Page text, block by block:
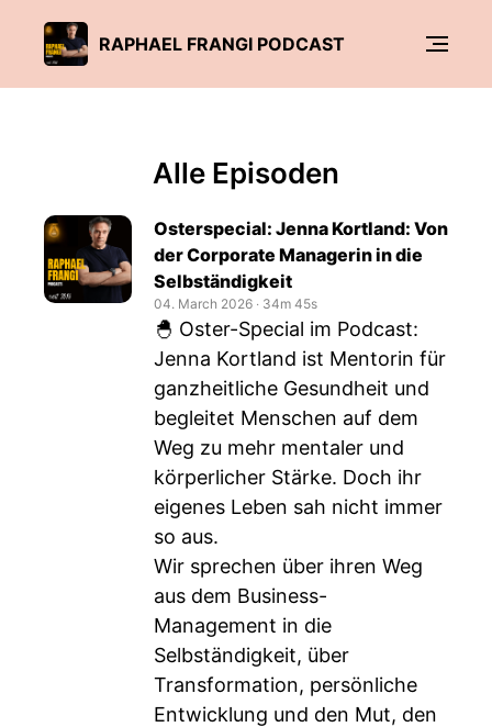
RAPHAEL FRANGI PODCAST
Alle Episoden
Osterspecial: Jenna Kortland: Von
der Corporate Managerin in die
Selbständigkeit
04. March 2026 ‧ 34m 45s
🐣 Oster-Special im Podcast:
Jenna Kortland ist Mentorin für
ganzheitliche Gesundheit und
begleitet Menschen auf dem
Weg zu mehr mentaler und
körperlicher Stärke. Doch ihr
eigenes Leben sah nicht immer
so aus.
Wir sprechen über ihren Weg
aus dem Business-
Management in die
Selbständigkeit, über
Transformation, persönliche
Entwicklung und den Mut, den